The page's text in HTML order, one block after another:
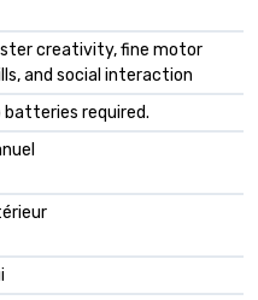
creativity, fine motor
and social interaction
batteries required.